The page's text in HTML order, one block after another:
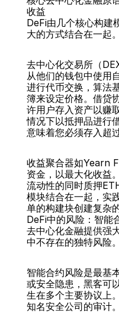
收益
DeFi由几个核心构建
大的方式结合在一起。
去中心化交易所（
从他们的钱包中使用
进行代币交换，算法
簿来设定价格。借贷
许用户存入资产以赚
情况下以抵押品进行
意味着您必须存入超
收益聚合器如Yearn
资金，以最大化收益
流动性的同时质押
模块结合在一起，实
单的构建块创建复杂
DeFi中的风险：智能
去中心化金融提供强
中不存在的独特风险。
智能合约风险是最基
或安全隐患，黑客可
生在多个主要协议上
知名安全公司的审计。